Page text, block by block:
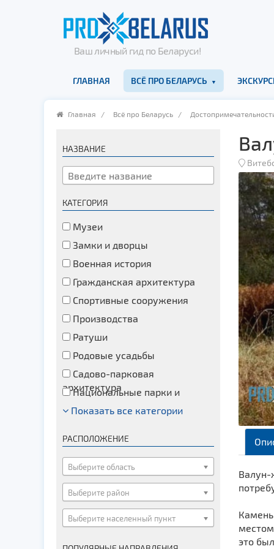
Ваш личный гид по Беларуси!
ГЛАВНАЯ ВСЁ ПРО БЕЛАРУСЬ
Главная / Всё про Беларусь /
НАЗВАНИЕ
КАТЕГОРИЯ
Музеи
Замки и дворцы
Военная история
Гражданская архитектура
Спортивные сооружения
Производства
Ратуши
Родовые усадьбы
Садово-парковая
архитектура
Национальные парки и
заказники
Озера и водоемы
Памятники археологии
Памятники геодезии
Памятники природы
Памятники известным людям
Церкви
Показать все категории
РАСПОЛОЖЕНИЕ
Выберите область
Выберите район
Выберите населенный пункт
Валун-
это